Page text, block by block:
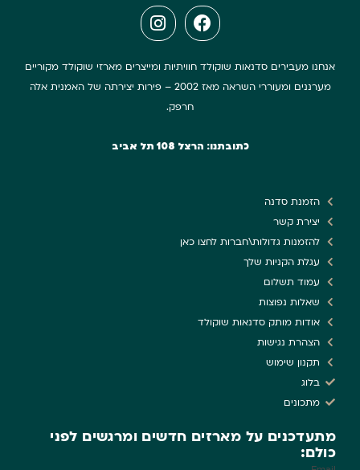
אנחנו מעבירים סדנאות שוקולד חוויתיות ומייצרים מארזי שוקולד מקוריים
מערננים ומעוררי השראה מאז 2002 – פירות יצירתה של האמנית אלה
חרפק.
כתובתנו: הרצל 108 תל אביב
הזמנת סדנה
יצירת קשר
להזמנות גדולות\חברות לחצו כאן
עגלת הקניות שלך
עמוד תשלום
שאלות נפוצות
אודות מותק סדנאות שוקולד
הצהרת נגישות
תקנון שימוש
בלוג
מתכונים
מתעדכנים על מארזים חדשים ומרגשים לפני
כולם: